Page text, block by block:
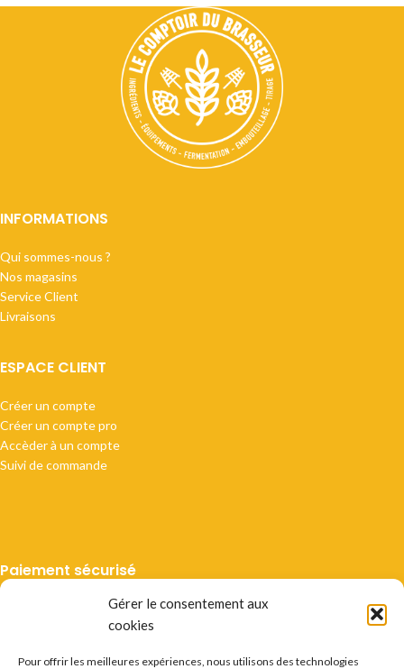
Gérer le consentement aux
cookies
Pour offrir les meilleures expériences, nous utilisons des technologies
INFORMATIONS
Qui sommes-nous ?
Nos magasins
Service Client
Livraisons
ESPACE CLIENT
Créer un compte
Créer un compte pro
Accèder à un compte
Suivi de commande
Paiement sécurisé